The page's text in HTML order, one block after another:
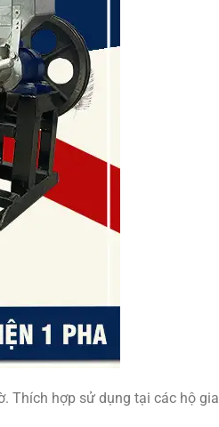
Thích hợp sử dụng tại các hộ gia